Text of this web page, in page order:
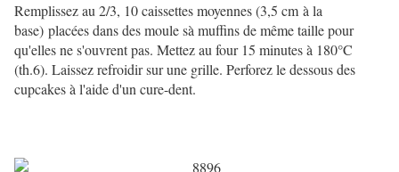
Remplissez au 2/3, 10 caissettes moyennes (3,5 cm à la
base) placées dans des moule sà muffins de même taille pour
qu'elles ne s'ouvrent pas. Mettez au four 15 minutes à 180°C
(th.6). Laissez refroidir sur une grille. Perforez le dessous des
cupcakes à l'aide d'un cure-dent.